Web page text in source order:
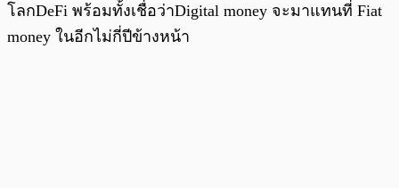
โลกDeFi พร้อมทั้งเชื่อว่าDigital money จะมาแทนที่ Fiat
money ในอีกไม่กี่ปีข้างหน้า